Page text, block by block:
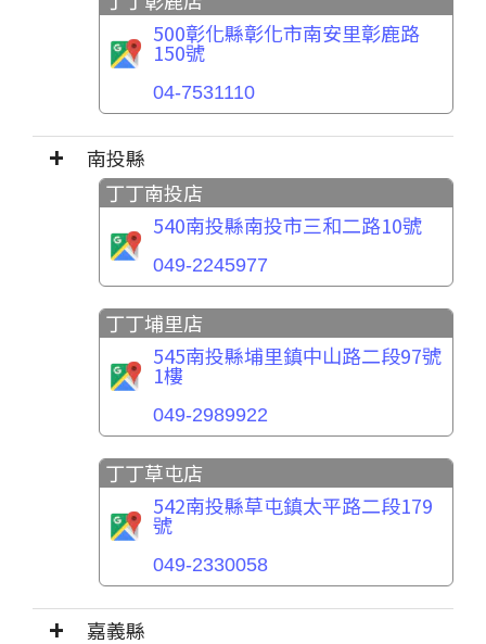
500彰化縣彰化市南安里彰鹿路
150號
04-7531110
南投縣
丁丁南投店
540南投縣南投市三和二路10號
049-2245977
丁丁埔里店
545南投縣埔里鎮中山路二段97號
1樓
049-2989922
丁丁草屯店
542南投縣草屯鎮太平路二段179
號
049-2330058
嘉義縣